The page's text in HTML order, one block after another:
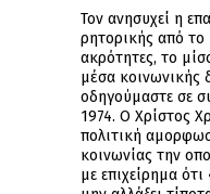
Τον ανησυχεί η
ρητορικής από
ακρότητες, το
μέσα κοινωνικής
οδηγούμαστε σε
1974. Ο Χρίστος
πολιτική
κοινωνίας την
με επιχείρημα